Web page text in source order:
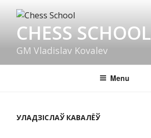
contentCHESS SCHOOL
GM Vladislav Kovalev
Menu
УЛАДЗІСЛАЎ КАВАЛЁЎ